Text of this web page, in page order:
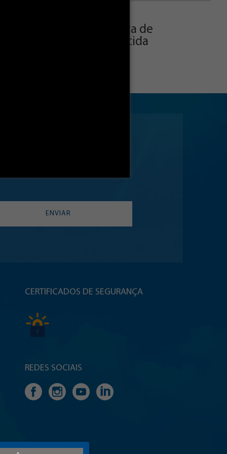
que a cruz salvadora de
o minilivro a conhecida
ENVIAR
CERTIFICADOS DE SEGURANÇA
REDES SOCIAIS